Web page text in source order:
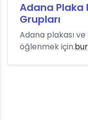
Adana Plaka
Grupları
Adana plakası
öğlenmek için.